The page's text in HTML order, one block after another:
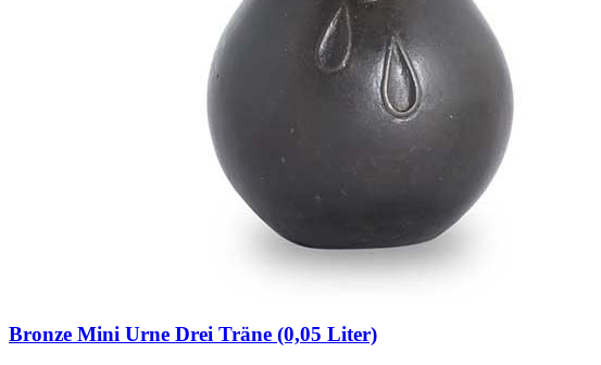
Bronze Mini Urne Drei Träne (0,05 Liter)